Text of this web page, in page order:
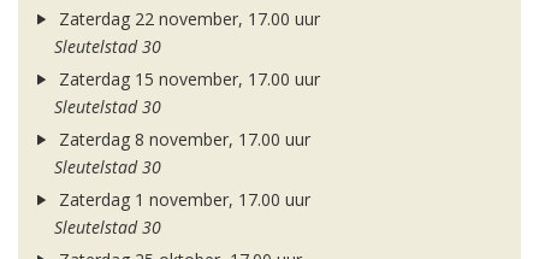
Zaterdag 22 november, 17.00 uur
Sleutelstad 30
Zaterdag 15 november, 17.00 uur
Sleutelstad 30
Zaterdag 8 november, 17.00 uur
Sleutelstad 30
Zaterdag 1 november, 17.00 uur
Sleutelstad 30